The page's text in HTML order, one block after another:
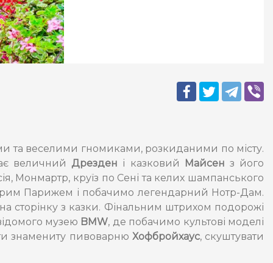
та веселими гномиками, розкиданими по місту.
величний Дрезден і казковий Майсен з його
Монмартр, круїз по Сені та келих шампанського
Парижем і побачимо легендарний Нотр-Дам.
сторінку з казки. Фінальним штрихом подорожі
музею BMW, де побачимо культові моделі
знамениту пивоварню Хофбройхаус, скуштувати